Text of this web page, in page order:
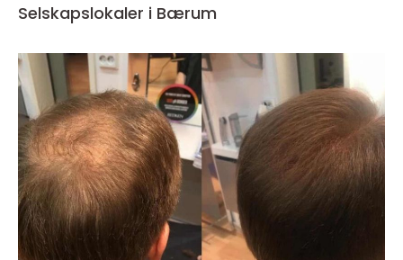
Selskapslokaler i Bærum